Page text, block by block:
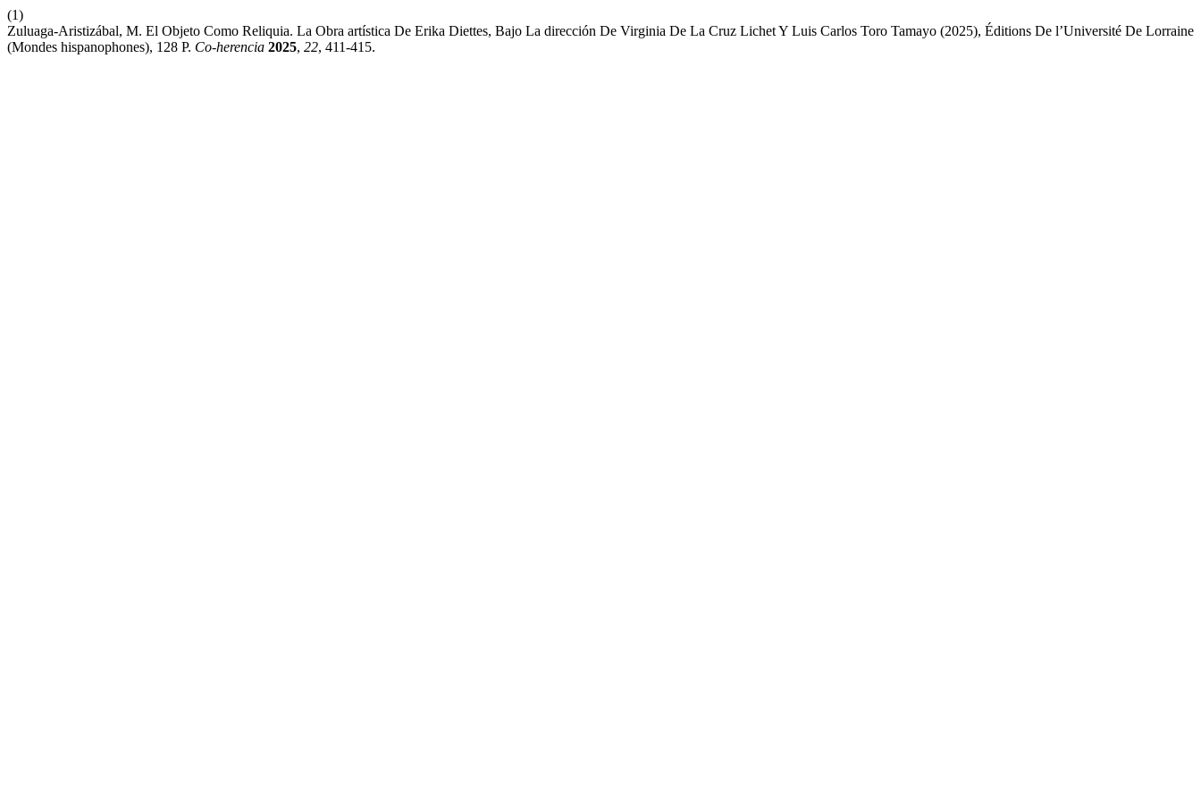
(1)
Zuluaga-Aristizábal, M. El Objeto Como Reliquia. La Obra artística De Erika Diettes, Bajo La dirección De Virginia De La Cruz Lichet Y Luis Carlos Toro Tamayo (2025), Éditions De l’Université De Lorraine
(Mondes hispanophones), 128 P. Co-herencia 2025, 22, 411-415.